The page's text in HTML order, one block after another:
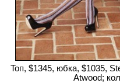
Toп, $1345, юбка, $1035,
Atwood;